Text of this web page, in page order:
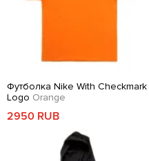
Футболка Nike With Checkmark
Logo Orange
2950 RUB